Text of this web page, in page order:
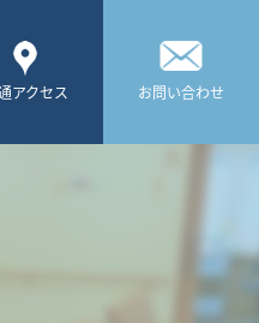
アクセス お問い合わせ